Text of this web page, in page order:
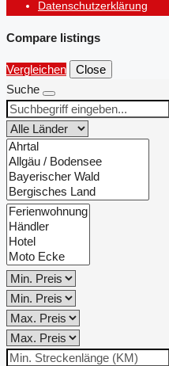
Datenschutzerklärung
Compare listings
Vergleichen
Close
Suche